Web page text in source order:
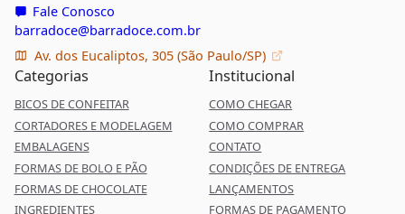
Fale Conosco
barradoce@barradoce.com.br
Av. dos Eucaliptos, 305 (São Paulo/SP)
Categorias
BICOS DE CONFEITAR
CORTADORES E MODELAGEM
EMBALAGENS
FORMAS DE BOLO E PÃO
FORMAS DE CHOCOLATE
INGREDIENTES
Institucional
COMO CHEGAR
COMO COMPRAR
CONTATO
CONDIÇÕES DE ENTREGA
LANÇAMENTOS
FORMAS DE PAGAMENTO